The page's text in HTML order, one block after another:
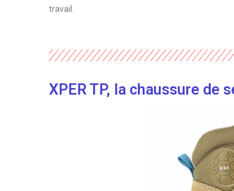
travail.
XPER TP, la chaussure